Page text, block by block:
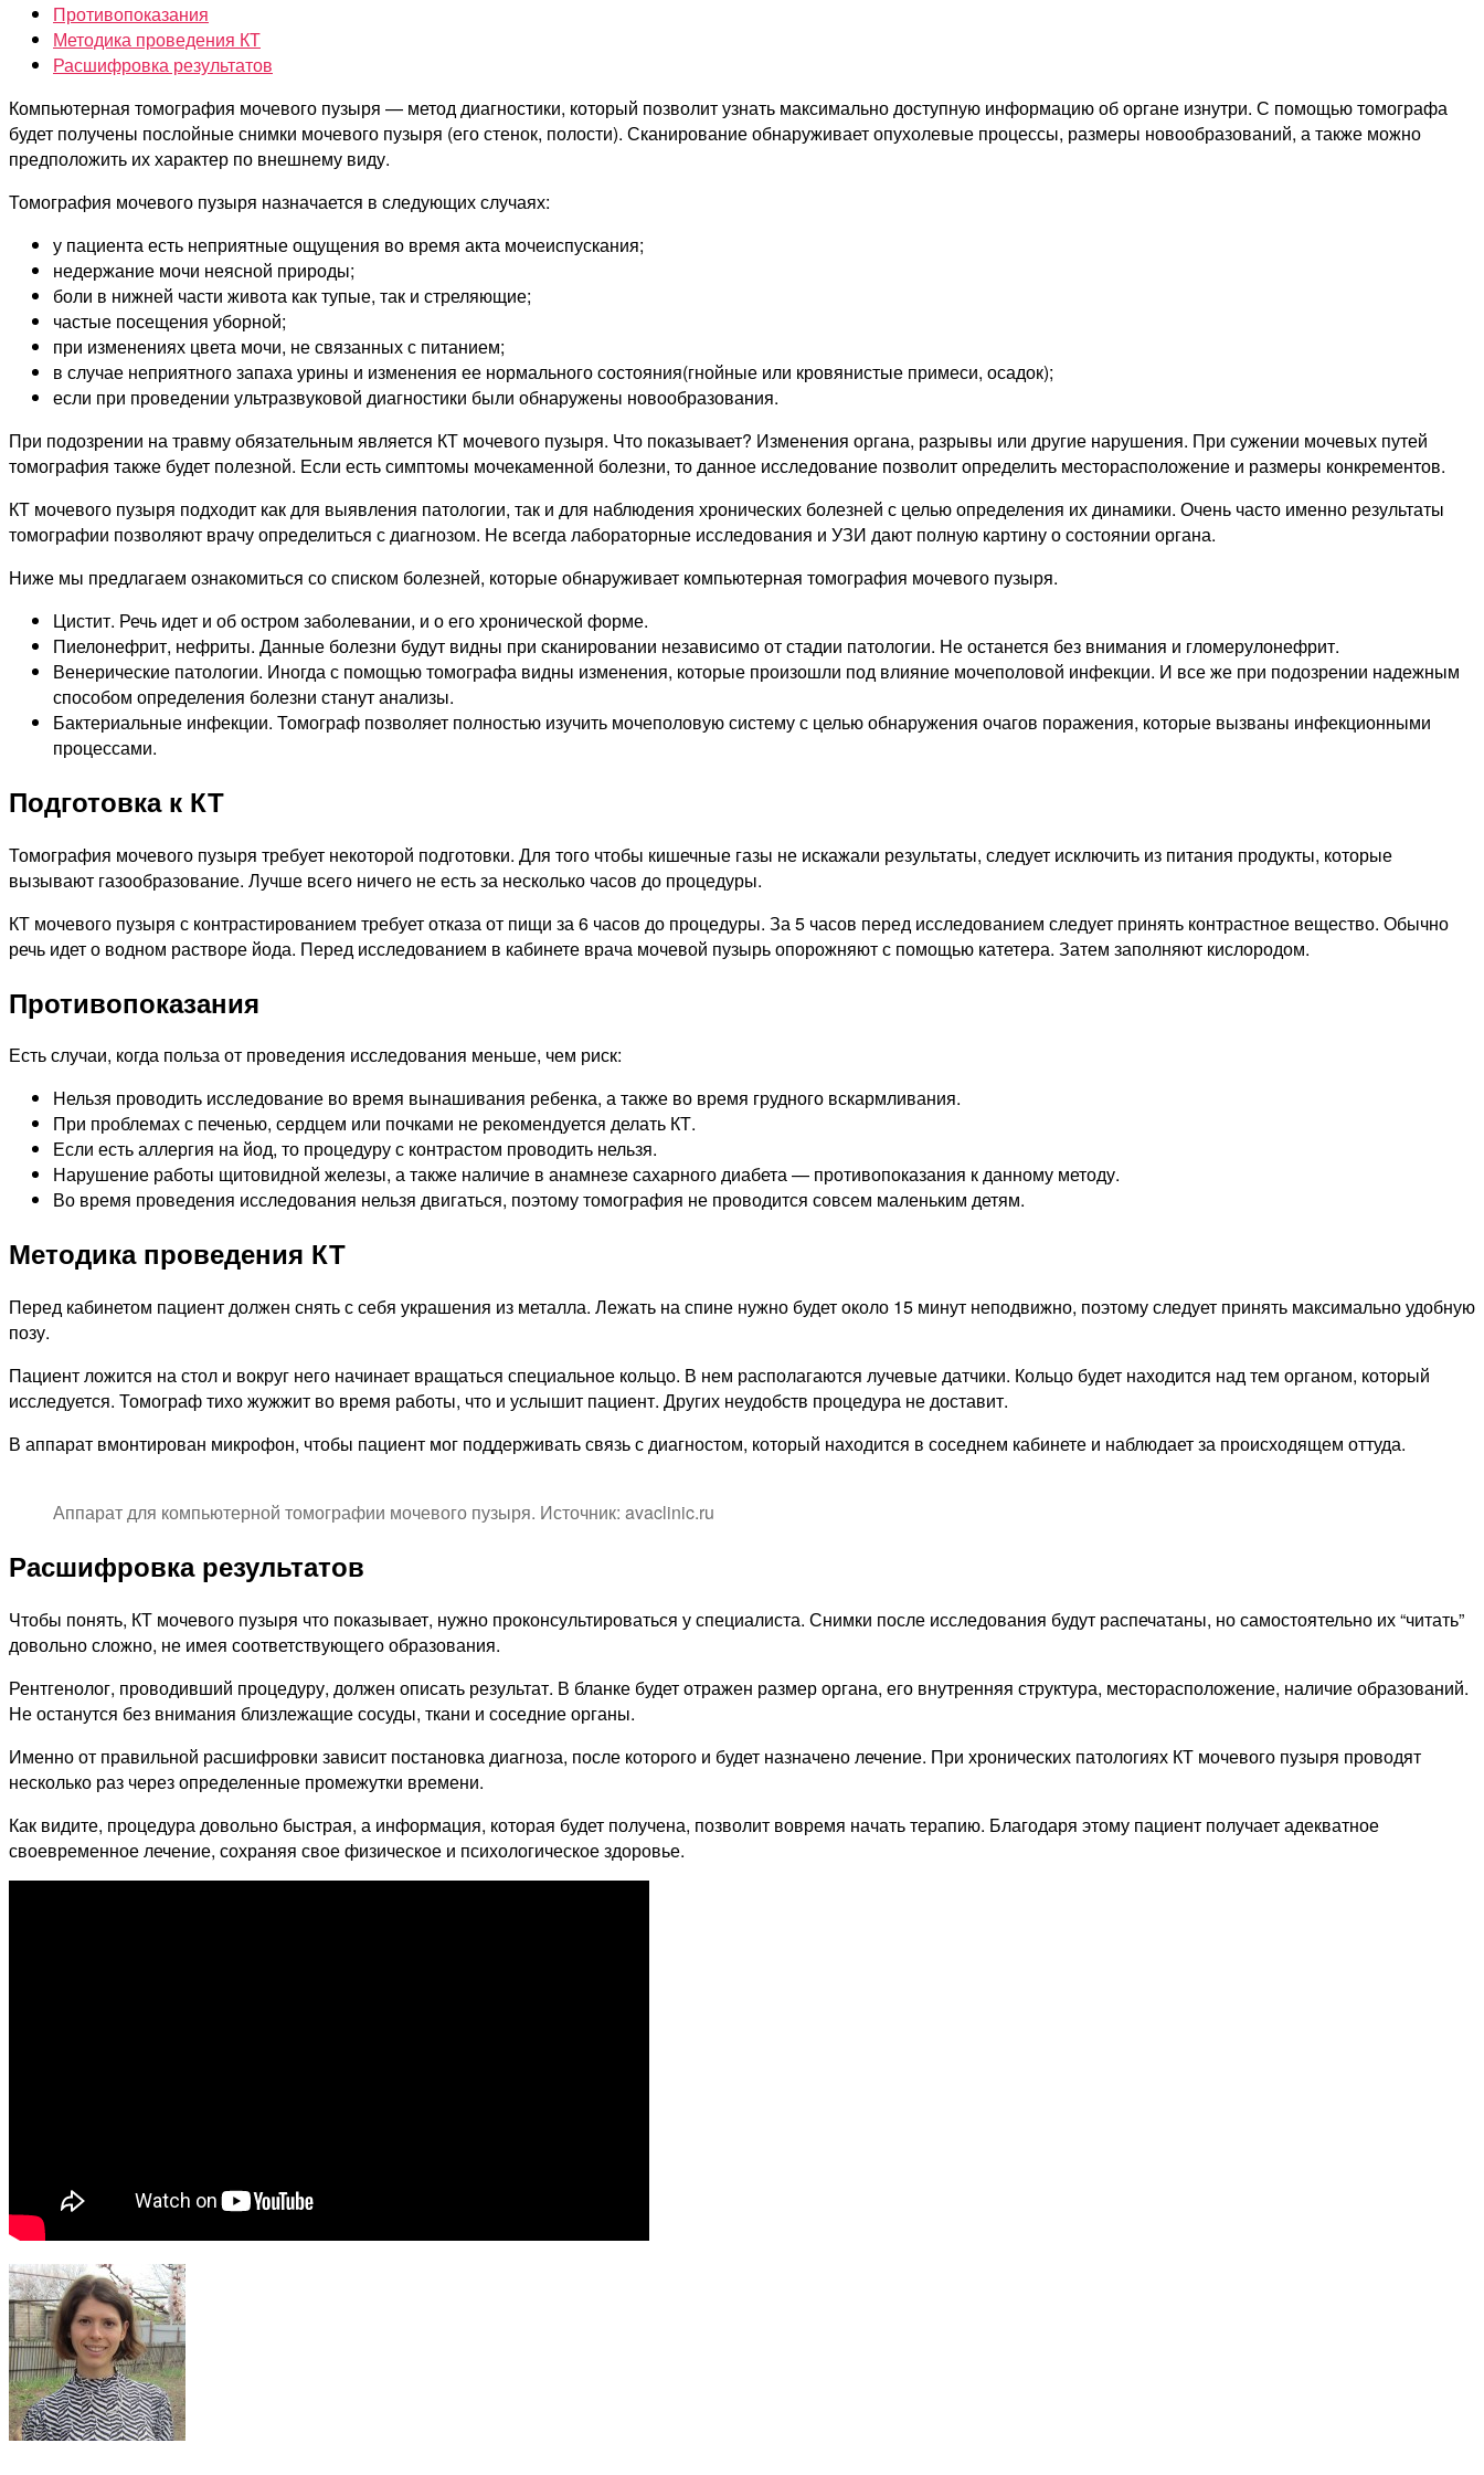
Противопоказания
Методика проведения КТ
Расшифровка результатов
Компьютерная томография мочевого пузыря — метод диагностики, который позволит узнать максимально доступную информацию об органе изнутри. С помощью томографа
будет получены послойные снимки мочевого пузыря (его стенок, полости). Сканирование обнаруживает опухолевые процессы, размеры новообразований, а также можно
предположить их характер по внешнему виду.
Томография мочевого пузыря назначается в следующих случаях:
у пациента есть неприятные ощущения во время акта мочеиспускания;
недержание мочи неясной природы;
боли в нижней части живота как тупые, так и стреляющие;
частые посещения уборной;
при изменениях цвета мочи, не связанных с питанием;
в случае неприятного запаха урины и изменения ее нормального состояния(гнойные или кровянистые примеси, осадок);
если при проведении ультразвуковой диагностики были обнаружены новообразования.
При подозрении на травму обязательным является КТ мочевого пузыря. Что показывает? Изменения органа, разрывы или другие нарушения. При сужении мочевых путей
томография также будет полезной. Если есть симптомы мочекаменной болезни, то данное исследование позволит определить месторасположение и размеры конкрементов.
КТ мочевого пузыря подходит как для выявления патологии, так и для наблюдения хронических болезней с целью определения их динамики. Очень часто именно результаты
томографии позволяют врачу определиться с диагнозом. Не всегда лабораторные исследования и УЗИ дают полную картину о состоянии органа.
Ниже мы предлагаем ознакомиться со списком болезней, которые обнаруживает компьютерная томография мочевого пузыря.
Цистит. Речь идет и об остром заболевании, и о его хронической форме.
Пиелонефрит, нефриты. Данные болезни будут видны при сканировании независимо от стадии патологии. Не останется без внимания и гломерулонефрит.
Венерические патологии. Иногда с помощью томографа видны изменения, которые произошли под влияние мочеполовой инфекции. И все же при подозрении надежным
способом определения болезни станут анализы.
Бактериальные инфекции. Томограф позволяет полностью изучить мочеполовую систему с целью обнаружения очагов поражения, которые вызваны инфекционными
процессами.
Подготовка к КТ
Томография мочевого пузыря требует некоторой подготовки. Для того чтобы кишечные газы не искажали результаты, следует исключить из питания продукты, которые
вызывают газообразование. Лучше всего ничего не есть за несколько часов до процедуры.
КТ мочевого пузыря с контрастированием требует отказа от пищи за 6 часов до процедуры. За 5 часов перед исследованием следует принять контрастное вещество. Обычно
речь идет о водном растворе йода. Перед исследованием в кабинете врача мочевой пузырь опорожняют с помощью катетера. Затем заполняют кислородом.
Противопоказания
Есть случаи, когда польза от проведения исследования меньше, чем риск:
Нельзя проводить исследование во время вынашивания ребенка, а также во время грудного вскармливания.
При проблемах с печенью, сердцем или почками не рекомендуется делать КТ.
Если есть аллергия на йод, то процедуру с контрастом проводить нельзя.
Нарушение работы щитовидной железы, а также наличие в анамнезе сахарного диабета — противопоказания к данному методу.
Во время проведения исследования нельзя двигаться, поэтому томография не проводится совсем маленьким детям.
Методика проведения КТ
Перед кабинетом пациент должен снять с себя украшения из металла. Лежать на спине нужно будет около 15 минут неподвижно, поэтому следует принять максимально удобную
позу.
Пациент ложится на стол и вокруг него начинает вращаться специальное кольцо. В нем располагаются лучевые датчики. Кольцо будет находится над тем органом, который
исследуется. Томограф тихо жужжит во время работы, что и услышит пациент. Других неудобств процедура не доставит.
В аппарат вмонтирован микрофон, чтобы пациент мог поддерживать связь с диагностом, который находится в соседнем кабинете и наблюдает за происходящем оттуда.
Аппарат для компьютерной томографии мочевого пузыря. Источник: avaclinic.ru
Расшифровка результатов
Чтобы понять, КТ мочевого пузыря что показывает, нужно проконсультироваться у специалиста. Снимки после исследования будут распечатаны, но самостоятельно их “читать”
довольно сложно, не имея соответствующего образования.
Рентгенолог, проводивший процедуру, должен описать результат. В бланке будет отражен размер органа, его внутренняя структура, месторасположение, наличие образований.
Не останутся без внимания близлежащие сосуды, ткани и соседние органы.
Именно от правильной расшифровки зависит постановка диагноза, после которого и будет назначено лечение. При хронических патологиях КТ мочевого пузыря проводят
несколько раз через определенные промежутки времени.
Как видите, процедура довольно быстрая, а информация, которая будет получена, позволит вовремя начать терапию. Благодаря этому пациент получает адекватное
своевременное лечение, сохраняя свое физическое и психологическое здоровье.